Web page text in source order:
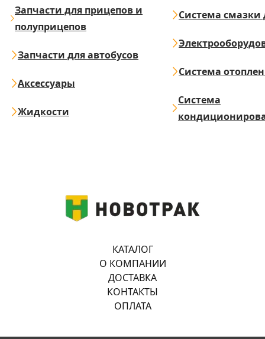
Запчасти для прицепов и
полуприцепов
Запчасти для автобусов
Аксессуары
Жидкости
Система смазки
Система
Система
КАТАЛОГ
О КОМПАНИИ
ДОСТАВКА
КОНТАКТЫ
ОПЛАТА